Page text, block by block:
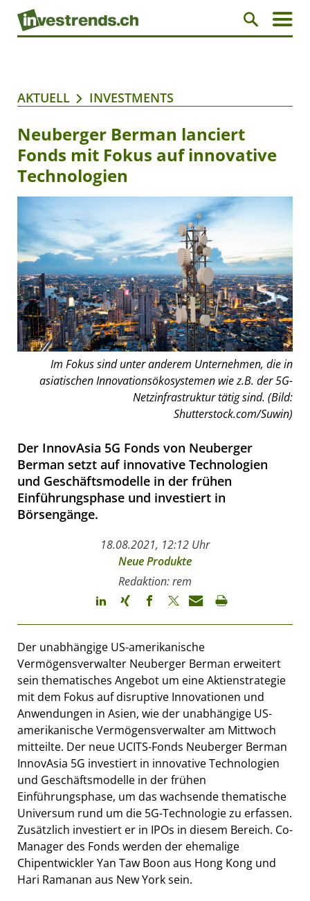
AKTUELL INVESTMENTS
Neuberger Berman lanciert
Fonds mit Fokus auf innovative
Technologien
Im Fokus sind unter anderem Unternehmen, die in
asiatischen Innovationsökosystemen wie z.B. der 5G-
Netzinfrastruktur tätig sind. (Bild:
Shutterstock.com/Suwin)
Der InnovAsia 5G Fonds von Neuberger
Berman setzt auf innovative Technologien
und Geschäftsmodelle in der frühen
Einführungsphase und investiert in
Börsengänge.
18.08.2021, 12:12 Uhr
Neue Produkte
Redaktion: rem
Der unabhängige US-amerikanische
Vermögensverwalter Neuberger Berman erweitert
sein thematisches Angebot um eine Aktienstrategie
mit dem Fokus auf disruptive Innovationen und
Anwendungen in Asien, wie der unabhängige US-
amerikanische Vermögensverwalter am Mittwoch
mitteilte. Der neue UCITS-Fonds Neuberger Berman
InnovAsia 5G investiert in innovative Technologien
und Geschäftsmodelle in der frühen
Einführungsphase, um das wachsende thematische
Universum rund um die 5G-Technologie zu erfassen.
Zusätzlich investiert er in IPOs in diesem Bereich. Co-
Manager des Fonds werden der ehemalige
Chipentwickler Yan Taw Boon aus Hong Kong und
Hari Ramanan aus New York sein.